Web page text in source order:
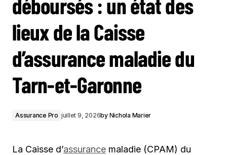
lieux de la Caisse
d’assurance maladie du
Tarn-et-Garonne
Assurance Pro juillet 9, 2026by Nichola Marier
La Caisse d’assurance maladie (CPAM) du